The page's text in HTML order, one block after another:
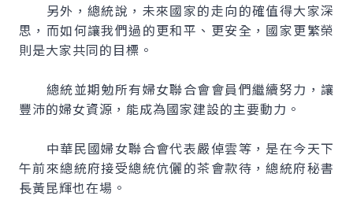
另外，總統說，未來國家的走向的確值得大家深
思，而如何讓我們過的更和平、更安全，國家更繁榮
則是大家共同的目標。
總統並期勉所有婦女聯合會會員們繼續努力，讓
豐沛的婦女資源，能成為國家建設的主要動力。
中華民國婦女聯合會代表嚴倬雲等，是在今天下
午前來總統府接受總統伉儷的茶會款待，總統府秘書
長黃昆輝也在場。